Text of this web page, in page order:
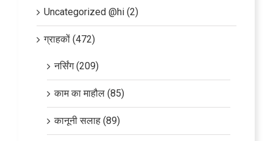
Uncategorized @hi (2)
ग्राहकों (472)
नर्सिंग (209)
काम का माहौल (85)
कानूनी सलाह (89)